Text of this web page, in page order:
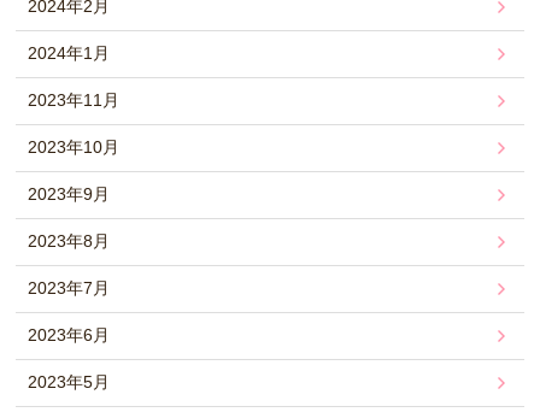
2024年2月
2024年1月
2023年11月
2023年10月
2023年9月
2023年8月
2023年7月
2023年6月
2023年5月